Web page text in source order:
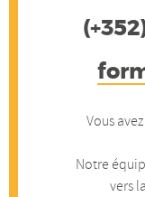
Vous
Notre
vers